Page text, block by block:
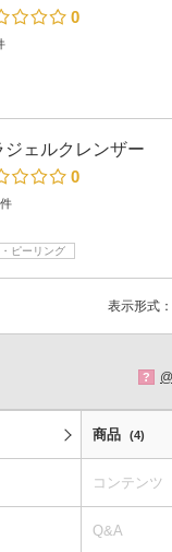
0
ジェルクレンザー
0
ピーリング
表示形式：
?
商品 (4)
コンテンツ
Q&A